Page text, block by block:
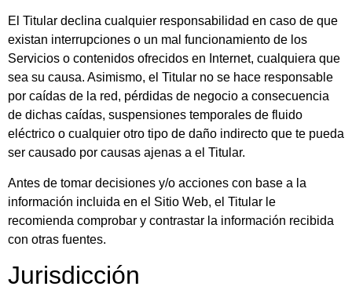
El Titular declina cualquier responsabilidad en caso de que
existan interrupciones o un mal funcionamiento de los
Servicios o contenidos ofrecidos en Internet, cualquiera que
sea su causa. Asimismo, el Titular no se hace responsable
por caídas de la red, pérdidas de negocio a consecuencia
de dichas caídas, suspensiones temporales de fluido
eléctrico o cualquier otro tipo de daño indirecto que te pueda
ser causado por causas ajenas a el Titular.
Antes de tomar decisiones y/o acciones con base a la
información incluida en el Sitio Web, el Titular le
recomienda comprobar y contrastar la información recibida
con otras fuentes.
Jurisdicción